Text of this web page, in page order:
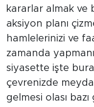
kararlar almak ve
aksiyon planı
hamlelerinizi ve
zamanda
siyasette işte
çevrenizde
gelmesi olası